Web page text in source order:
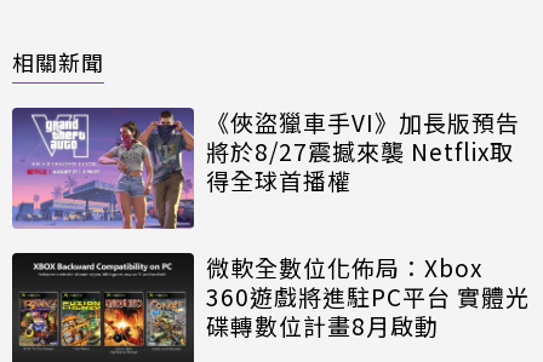
相關新聞
《俠盜獵車手VI》加長版預告
將於8/27震撼來襲 Netflix取
得全球首播權
微軟全數位化佈局：Xbox
360遊戲將進駐PC平台 實體光
碟轉數位計畫8月啟動